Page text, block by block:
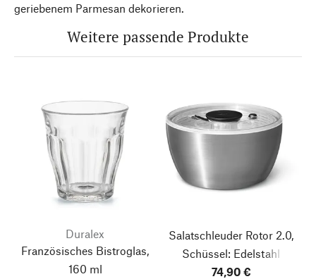
geriebenem Parmesan dekorieren.
Weitere passende Produkte
Duralex
Französisches Bistroglas,
160 ml
Salatschleuder Rotor 2.0,
Schüssel: Edelstahl
74,90 €